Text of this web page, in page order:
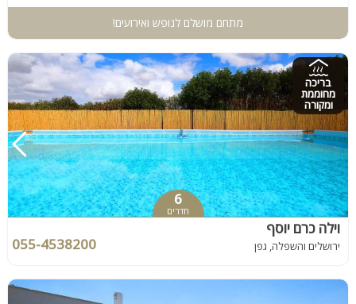
מתחם מושלם לנופש ואירועים!
בריכה
מחוממת
ומקורה
6
חדרים
וילה כרם יוסף
ירושלים והשפלה, גפן 055-4538200